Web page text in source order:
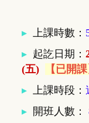
▸ 上課時數：
▸ 起訖日期：
(五)
【已開課
▸ 上課時段：
▸ 開班人數 ：